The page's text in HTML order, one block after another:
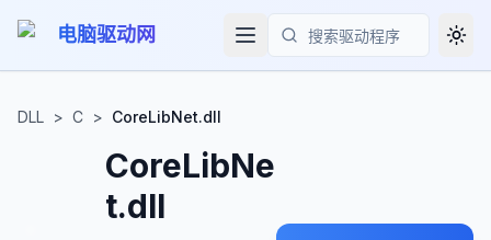
电脑驱动网
搜索
DLL > C > CoreLibNet.dll
CoreLibNe
t.dll